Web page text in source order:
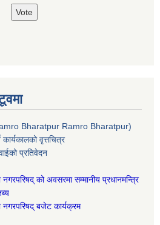
Bharatpur Ramro Bharatpur)
वृत्तचित्र
प्रतिवेदन
को अवसरमा सम्मानीय प्रधानमन्त्रि
नगरपरिषद् बजेट कार्यक्रम